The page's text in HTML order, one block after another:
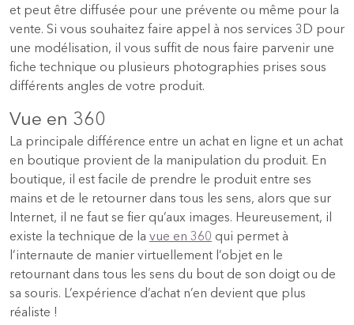
et peut être diffusée pour une prévente ou même pour la
vente. Si vous souhaitez faire appel à nos services 3D pour
une modélisation, il vous suffit de nous faire parvenir une
fiche technique ou plusieurs photographies prises sous
différents angles de votre produit.
Vue en 360
La principale différence entre un achat en ligne et un achat
en boutique provient de la manipulation du produit. En
boutique, il est facile de prendre le produit entre ses
mains et de le retourner dans tous les sens, alors que sur
Internet, il ne faut se fier qu’aux images. Heureusement, il
existe la technique de la vue en 360 qui permet à
l’internaute de manier virtuellement l’objet en le
retournant dans tous les sens du bout de son doigt ou de
sa souris. L’expérience d’achat n’en devient que plus
réaliste !